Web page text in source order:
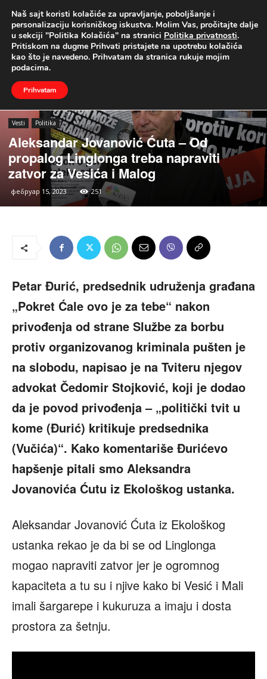
UŽIVO
Naslovna Vesti Politika
Vesti Politika
Aleksandar Jovanović Ćuta – Od
propalog Linglonga treba napraviti
zatvor za Vesića i Malog
фебруар 15, 2023 251
Petar Đurić, predsednik udruženja građana
„Pokret Ćale ovo je za tebe“ nakon
privođenja od strane Službe za borbu
protiv organizovanog kriminala pušten je
na slobodu, napisao je na Tviteru njegov
advokat Čedomir Stojković, koji je dodao
da je povod privođenja – „politički tvit u
kome (Đurić) kritikuje predsednika
(Vučića)“. Kako komentariše Đurićevo
hapšenje pitali smo Aleksandra
Jovanovića Ćutu iz Ekološkog ustanka.
Aleksandar Jovanović Ćuta iz Ekološkog
ustanka rekao je da bi se od Linglonga
mogao napraviti zatvor jer je ogromnog
kapaciteta a tu su i njive kako bi Vesić i Mali
imali šargarepe i kukuruza a imaju i dosta
prostora za šetnju.
Naš sajt koristi kolačiće za upravljanje, poboljšanje i
personalizaciju korisničkog iskustva. Molim Vas, pročitajte dalje
u sekciji "Politika Kolačića" na stranici Politika privatnosti.
Pritiskom na dugme Prihvati pristajete na upotrebu kolačića
kao što je navedeno. Prihvatam da stranica rukuje mojim
podacima.
Prihvatam